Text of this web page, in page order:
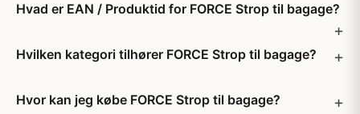
Hvad er EAN / Produktid for FORCE Strop til bagage?
Hvilken kategori tilhører FORCE Strop til bagage?
Hvor kan jeg købe FORCE Strop til bagage?